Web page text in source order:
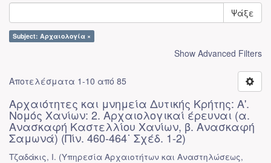
Ψάξε
Subject: Αρχαιολογία ×
Show Advanced Filters
Αποτελέσματα 1-10 από 85
Αρχαιότητες και μνημεία Δυτικής Κρήτης: Α'.
Νομός Χανίων: 2. Αρχαιολογικαί έρευναι (α.
Ανασκαφή Καστελλίου Χανίων, β. Ανασκαφή
Σαμωνά) (Πίν. 460-464˙ Σχέδ. 1-2)
Τζαδάκις, Ι. (Υπηρεσία Αρχαιοτήτων και Αναστηλώσεως,